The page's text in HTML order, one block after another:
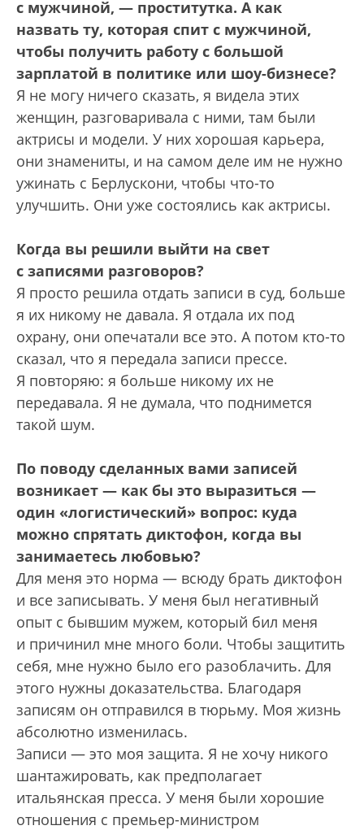
с мужчиной, — проститутка. А как
назвать ту, которая спит с мужчиной,
чтобы получить работу с большой
зарплатой в политике или шоу-бизнесе?
Я не могу ничего сказать, я видела этих
женщин, разговаривала с ними, там были
актрисы и модели. У них хорошая карьера,
они знамениты, и на самом деле им не нужно
ужинать с Берлускони, чтобы что-то
улучшить. Они уже состоялись как актрисы.
Когда вы решили выйти на свет
с записями разговоров?
Я просто решила отдать записи в суд, больше
я их никому не давала. Я отдала их под
охрану, они опечатали все это. А потом кто-то
сказал, что я передала записи прессе.
Я повторяю: я больше никому их не
передавала. Я не думала, что поднимется
такой шум.
По поводу сделанных вами записей
возникает — как бы это выразиться —
один «логистический» вопрос: куда
можно спрятать диктофон, когда вы
занимаетесь любовью?
Для меня это норма — всюду брать диктофон
и все записывать. У меня был негативный
опыт с бывшим мужем, который бил меня
и причинил мне много боли. Чтобы защитить
себя, мне нужно было его разоблачить. Для
этого нужны доказательства. Благодаря
записям он отправился в тюрьму. Моя жизнь
абсолютно изменилась.
Записи — это моя защита. Я не хочу никого
шантажировать, как предполагает
итальянская пресса. У меня были хорошие
отношения с премьер-министром